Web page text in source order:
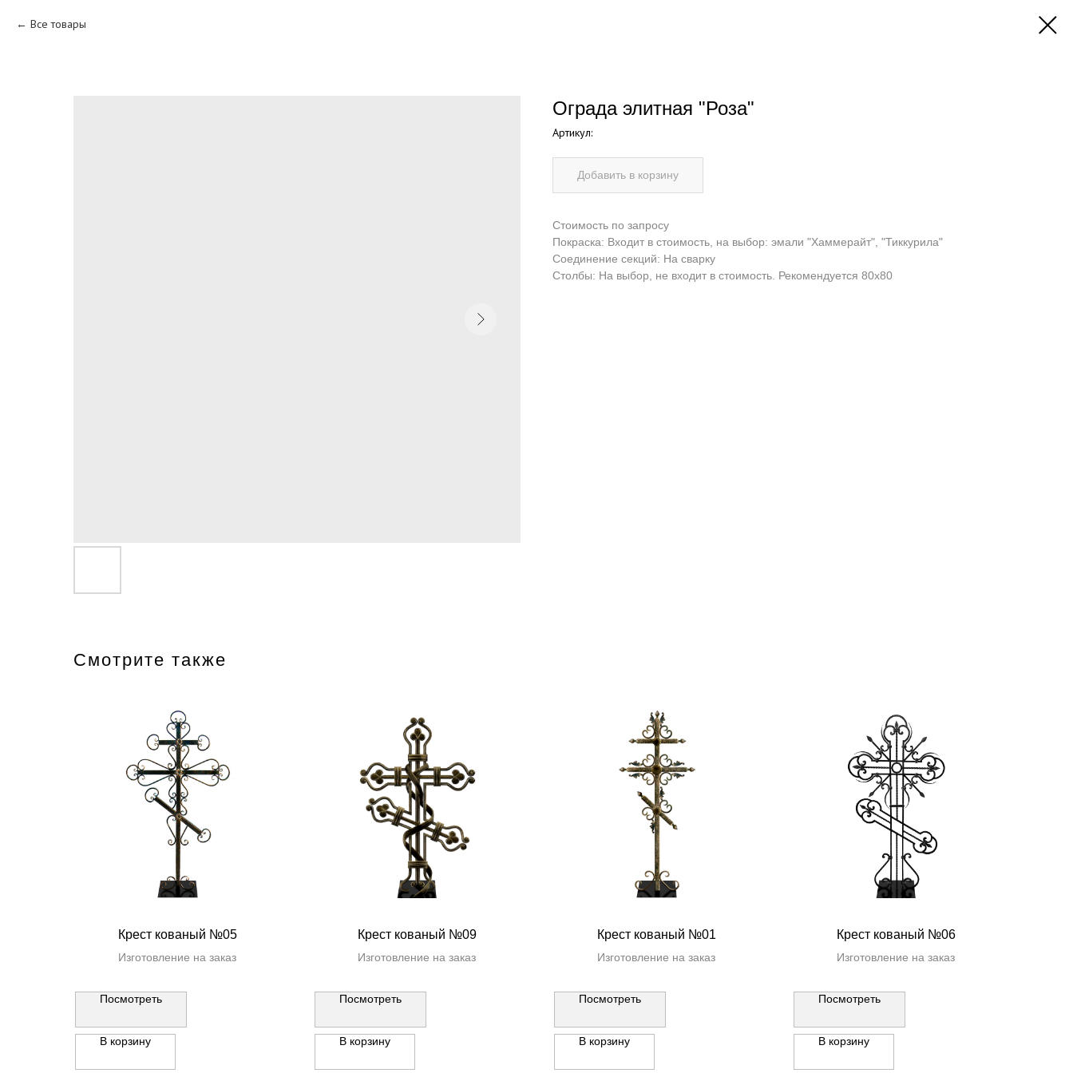
Все товары
Ограда элитная "Роза"
Артикул:
Добавить в корзину
Стоимость по запросу
Покраска: Входит в стоимость, на выбор: эмали "Хаммерайт", "Тиккурила"
Соединение секций: На сварку
Столбы: На выбор, не входит в стоимость. Рекомендуется 80х80
Смотрите также
Крест кованый №05
Изготовление на заказ
Посмотреть
В корзину
Крест кованый №09
Изготовление на заказ
Посмотреть
В корзину
Крест кованый №01
Изготовление на заказ
Посмотреть
В корзину
Крест кованый №06
Изготовление на заказ
Посмотреть
В корзину